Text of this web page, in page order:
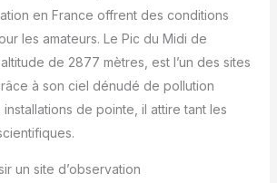
en France offrent des conditions
les amateurs. Le Pic du Midi de
de 2877 mètres, est l’un des sites
à son ciel dénudé de pollution
de pointe, il attire tant les
un site d’observation